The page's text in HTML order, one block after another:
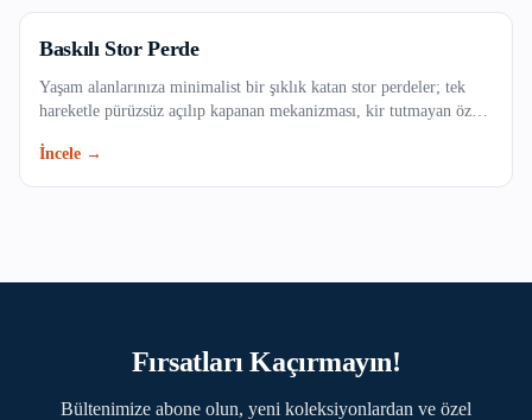
Küçükçekmece
Maltepe
Pendik
Baskılı Stor Perde
Yaşam alanlarınıza minimalist bir şıklık katan stor perdeler; tek
hareketle pürüzsüz açılıp kapanan mekanizması, kir tutmayan özel
ofisinizin vazgeçilmezi olacak. Işığı dilediğiniz gibi filtreleyerek
İncele →
Fırsatları Kaçırmayın!
Bültenimize abone olun, yeni koleksiyonlardan ve özel